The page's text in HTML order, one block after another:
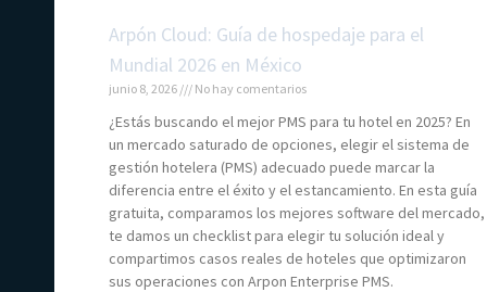
Arpón Cloud: Guía de hospedaje para el
Mundial 2026 en México
junio 8, 2026 No hay comentarios
¿Estás buscando el mejor PMS para tu hotel en 2025? En
un mercado saturado de opciones, elegir el sistema de
gestión hotelera (PMS) adecuado puede marcar la
diferencia entre el éxito y el estancamiento. En esta guía
gratuita, comparamos los mejores software del mercado,
te damos un checklist para elegir tu solución ideal y
compartimos casos reales de hoteles que optimizaron
sus operaciones con Arpon Enterprise PMS.